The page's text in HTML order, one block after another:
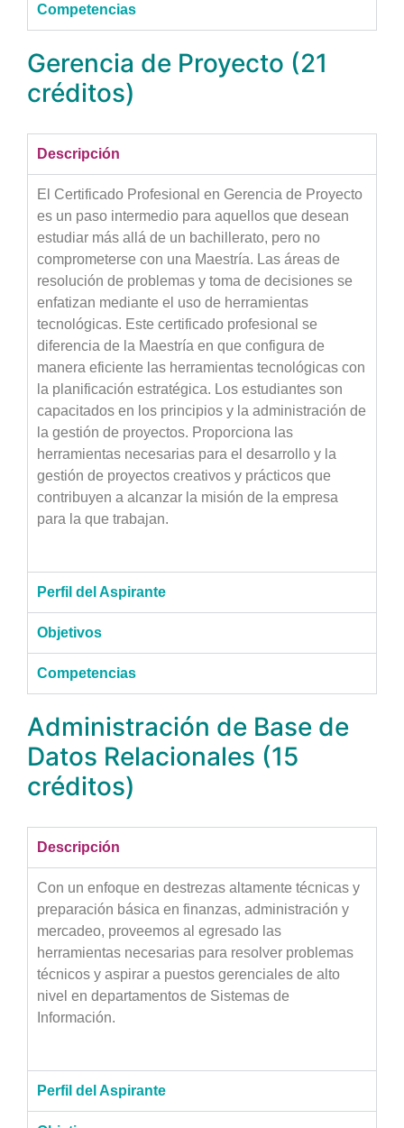
Competencias
Gerencia de Proyecto (21
créditos)
Descripción
El Certificado Profesional en Gerencia de Proyecto
es un paso intermedio para aquellos que desean
estudiar más allá de un bachillerato, pero no
comprometerse con una Maestría. Las áreas de
resolución de problemas y toma de decisiones se
enfatizan mediante el uso de herramientas
tecnológicas. Este certificado profesional se
diferencia de la Maestría en que configura de
manera eficiente las herramientas tecnológicas con
la planificación estratégica. Los estudiantes son
capacitados en los principios y la administración de
la gestión de proyectos. Proporciona las
herramientas necesarias para el desarrollo y la
gestión de proyectos creativos y prácticos que
contribuyen a alcanzar la misión de la empresa
para la que trabajan.
Perfil del Aspirante
Objetivos
Competencias
Administración de Base de
Datos Relacionales (15
créditos)
Descripción
Con un enfoque en destrezas altamente técnicas y
preparación básica en finanzas, administración y
mercadeo, proveemos al egresado las
herramientas necesarias para resolver problemas
técnicos y aspirar a puestos gerenciales de alto
nivel en departamentos de Sistemas de
Información.
Perfil del Aspirante